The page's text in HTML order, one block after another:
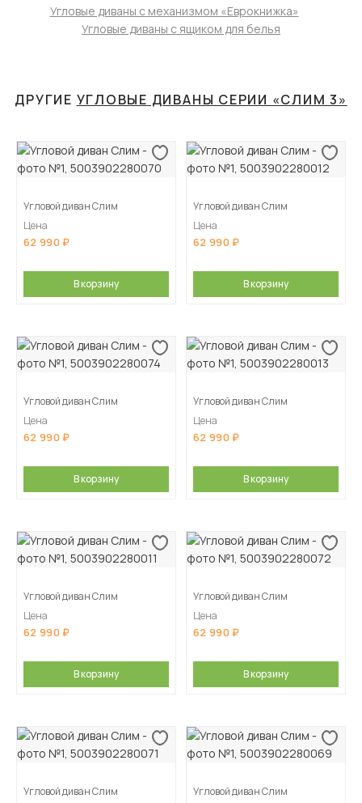
Угловые диваны с механизмом «Еврокнижка»
Угловые диваны с ящиком для белья
ДРУГИЕ УГЛОВЫЕ ДИВАНЫ СЕРИИ «СЛИМ 3»
Угловой диван Слим
Цена
62 990
В корзину
Угловой диван Слим
Цена
62 990
В корзину
Угловой диван Слим
Цена
62 990
В корзину
Угловой диван Слим
Цена
62 990
В корзину
Угловой диван Слим
Цена
62 990
В корзину
Угловой диван Слим
Цена
62 990
В корзину
Угловой диван Слим
Угловой диван Слим